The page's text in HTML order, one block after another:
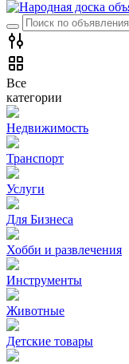
Все
категории
Недвижимость
Транспорт
Услуги
Для Бизнеса
Хобби и развлечения
Инструменты
Животные
Детские товары